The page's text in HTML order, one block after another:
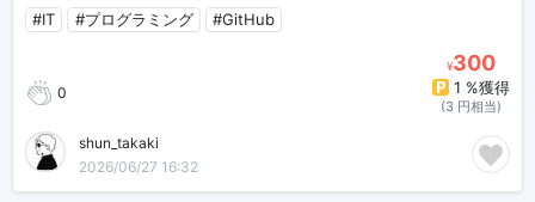
#IT #プログラミング #GitHub
0
¥300
1 %獲得
(3 円相当)
shun_takaki
2026/06/27 16:32